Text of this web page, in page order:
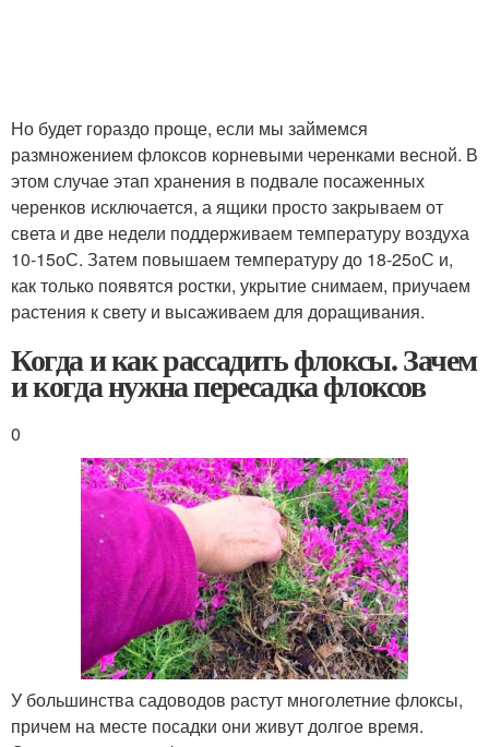
Но будет гораздо проще, если мы займемся
размножением флоксов корневыми черенками весной. В
этом случае этап хранения в подвале посаженных
черенков исключается, а ящики просто закрываем от
света и две недели поддерживаем температуру воздуха
10-15оС. Затем повышаем температуру до 18-25оС и,
как только появятся ростки, укрытие снимаем, приучаем
растения к свету и высаживаем для доращивания.
Когда и как рассадить флоксы. Зачем
и когда нужна пересадка флоксов
0
У большинства садоводов растут многолетние флоксы,
причем на месте посадки они живут долгое время.